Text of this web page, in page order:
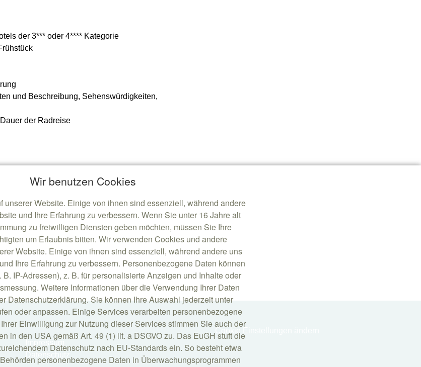
der 3*** oder 4**** Kategorie
und Beschreibung, Sehenswürdigkeiten,
der Radreise
Impressum
Wir benutzen Cookies
unserer Website. Einige von ihnen sind essenziell, während andere
und Ihre Erfahrung zu verbessern. Wenn Sie unter 16 Jahre alt
zu freiwilligen Diensten geben möchten, müssen Sie Ihre
um Erlaubnis bitten. Wir verwenden Cookies und andere
Website. Einige von ihnen sind essenziell, während andere uns
Ihre Erfahrung zu verbessern. Personenbezogene Daten können
IP-Adressen), z. B. für personalisierte Anzeigen und Inhalte oder
Weitere Informationen über die Verwendung Ihrer Daten
Datenschutzerklärung. Sie können Ihre Auswahl jederzeit unter
oder anpassen. Einige Services verarbeiten personenbezogene
Einwilligung zur Nutzung dieser Services stimmen Sie auch der
in den USA gemäß Art. 49 (1) lit. a DSGVO zu. Das EuGH stuft die
Datenschutz nach EU-Standards ein. So besteht etwa
personenbezogene Daten in Überwachungsprogrammen